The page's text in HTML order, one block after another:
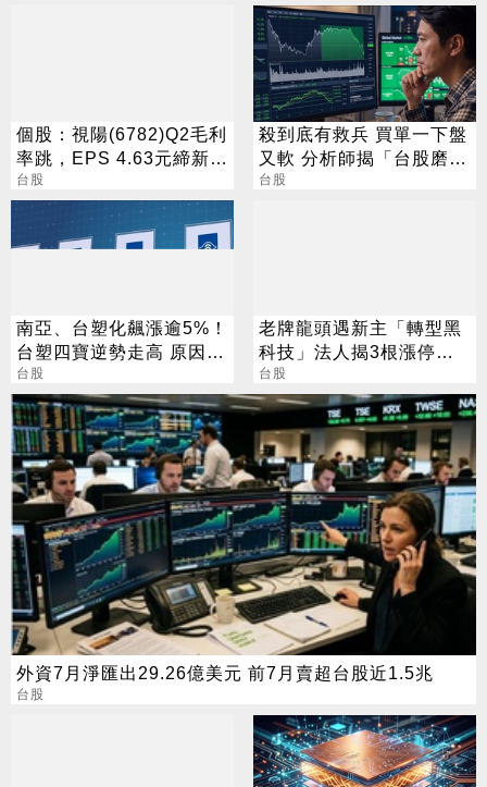
個股：視陽(6782)Q2毛利
率跳，EPS 4.63元締新
猷，本季營運續看旺
台股
殺到底有救兵 買單一下盤
又軟 分析師揭「台股磨
人」背後真相
台股
南亞、台塑化飆漲逾5%！
台塑四寶逆勢走高 原因找
到了
台股
老牌龍頭遇新主「轉型黑
科技」法人揭3根漲停背
後秘辛
台股
外資7月淨匯出29.26億美元 前7月賣超台股近1.5兆
台股